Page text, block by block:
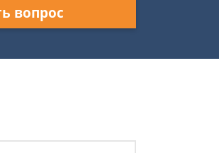
вопрос